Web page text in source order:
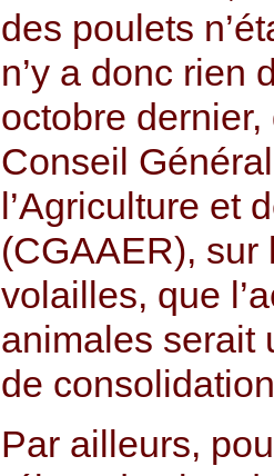
des poulets
n’y a donc rien
octobre
Conseil
l’Agriculture et
(CGAAER), sur
volailles, que
animales serait
de
Par ailleurs,